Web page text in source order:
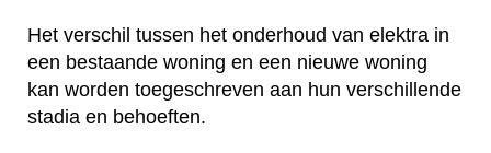
Het verschil tussen het onderhoud van elektra in
een bestaande woning en een nieuwe woning
kan worden toegeschreven aan hun verschillende
stadia en behoeften.